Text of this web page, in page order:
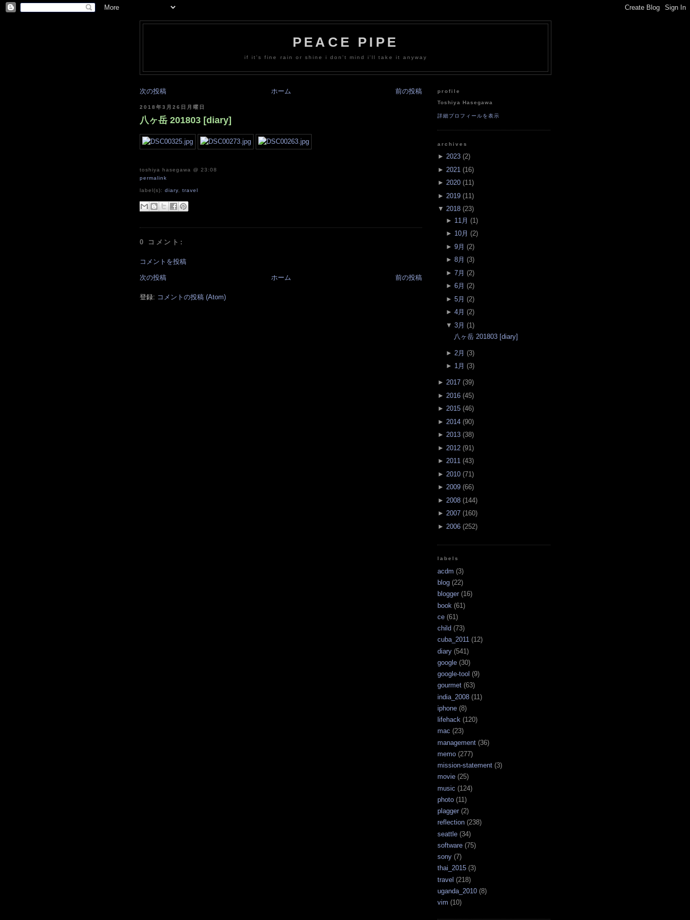
PEACE PIPE
if it's fine rain or shine i don't mind i'll take it anyway
次の投稿 前の投稿
ホーム
2018年3月26日月曜日
八ヶ岳 201803 [diary]
toshiya hasegawa @ 23:08
permalink
label(s):diary ,travel
0 コメント:
コメントを投稿
次の投稿 前の投稿
ホーム
登録: コメントの投稿 (Atom)
profile
Toshiya Hasegawa
詳細プロフィールを表示
archives
► 2023 (2)
► 2021 (16)
► 2020 (11)
► 2019 (11 )
▼ 2018 (23)
► 11月 (1)
► 10月 (2)
► 9月 (2)
► 8月 (3)
► 7月 (2)
► 6月 (2)
► 5月 (2)
► 4月 (2)
▼ 3月 (1)
八ヶ岳 201803 [diary]
► 2月 (3)
► 1月 (3)
► 2017 (39)
► 2016 (45)
► 2015 (46)
► 2014 (90)
► 2013 (38)
► 2012 (91 )
► 2011 (43)
► 2010 (71 )
► 2009 (66)
► 2008 (144)
► 2007 (160)
► 2006 (252)
labels
acdm (3)
blog (22)
blogger (16)
book (61)
ce (61)
child (73)
cuba_2011 (12)
diary (541)
google (30)
google-tool (9)
gourmet (63)
india_2008 (11)
iphone (8)
lifehack (120)
mac (23)
management (36)
memo (277)
mission-statement (3)
movie (25)
music (124)
photo (11)
plagger (2)
reflection (238)
seattle (34)
software (75)
sony (7)
thai_2015 (3)
travel (218)
uganda_2010 (8)
vim (10)